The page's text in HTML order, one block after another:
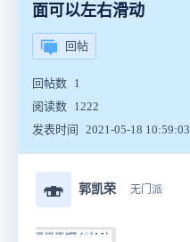
面可以左右滑动
回帖
回帖数 1
阅读数 1222
发表时间
2021-05-18 10:59:03
🍣 郭凯荣 无门派